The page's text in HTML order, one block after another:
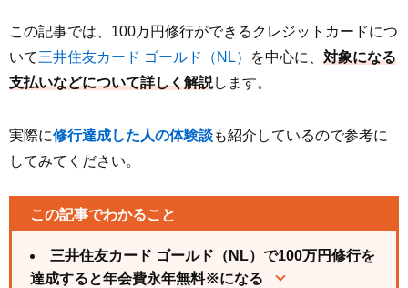
この記事では、100万円修行ができるクレジットカードにつ
いて三井住友カード ゴールド（NL） を中心に、 対象になる
支払いなどについて詳しく解説します。
実際に修行達成した人の体験談も紹介しているので参考に
してみてください。
この記事でわかること
三井住友カード ゴールド（NL）で100万円修行を
達成すると年会費永年無料※になる